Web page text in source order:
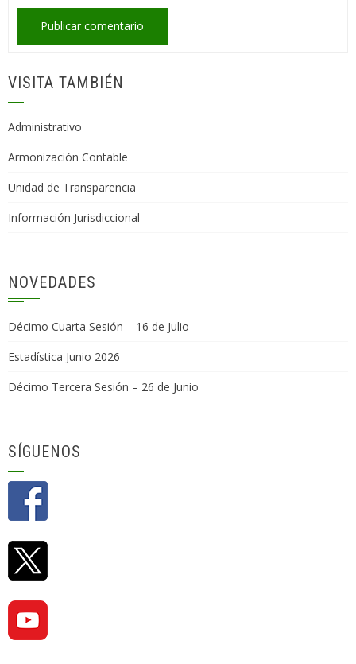
VISITA TAMBIÉN
Administrativo
Armonización Contable
Unidad de Transparencia
Información Jurisdiccional
NOVEDADES
Décimo Cuarta Sesión – 16 de Julio
Estadística Junio 2026
Décimo Tercera Sesión – 26 de Junio
SÍGUENOS